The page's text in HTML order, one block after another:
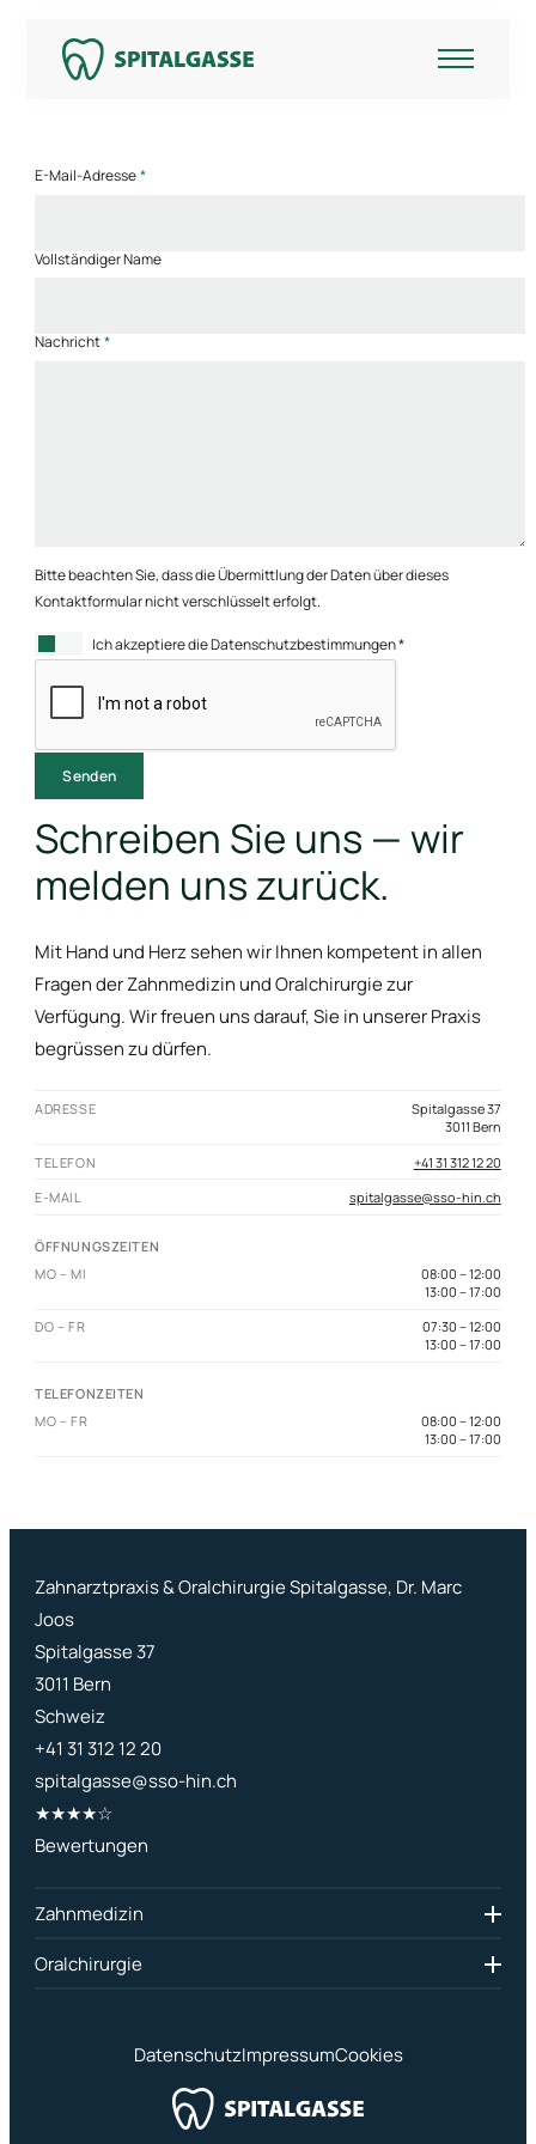
Schreiben Sie uns — wir
melden uns zurück.
Mit Hand und Herz sehen wir Ihnen kompetent in allen
Fragen der Zahnmedizin und Oralchirurgie zur
Verfügung. Wir freuen uns darauf, Sie in unserer Praxis
begrüssen zu dürfen.
ADRESSE
Spitalgasse 37
3011 Bern
TELEFON
+41 31 312 12 20
E-MAIL
spitalgasse@sso-hin.ch
ÖFFNUNGSZEITEN
MO – MI
08:00 – 12:00
13:00 – 17:00
DO – FR
07:30 – 12:00
13:00 – 17:00
TELEFONZEITEN
MO – FR
08:00 – 12:00
13:00 – 17:00
E-Mail-Adresse
Vollständiger Name
Nachricht
Bitte beachten Sie, dass die Übermittlung der Daten über dieses
Kontaktformular nicht verschlüsselt erfolgt.
Ich akzeptiere die Datenschutzbestimmungen *
Senden
Zahnarztpraxis & Oralchirurgie Spitalgasse, Dr. Marc
Joos
Spitalgasse 37
3011 Bern
Schweiz
+41 31 312 12 20
spitalgasse@sso-hin.ch
★★★★☆
User rating: 4 out of 5 stars
Bewertungen
Zahnmedizin
Oralchirurgie
DatenschutzImpressumCookies